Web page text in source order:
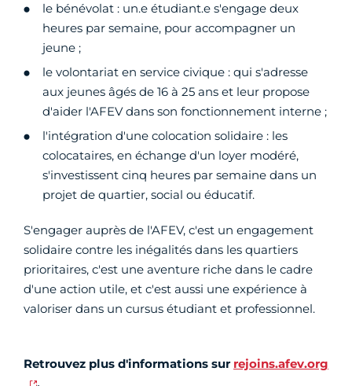
le bénévolat : un.e étudiant.e s'engage deux
heures par semaine, pour accompagner un
jeune ;
le volontariat en service civique : qui s'adresse
aux jeunes âgés de 16 à 25 ans et leur propose
d'aider l'AFEV dans son fonctionnement interne ;
l'intégration d'une colocation solidaire : les
colocataires, en échange d'un loyer modéré,
s'investissent cinq heures par semaine dans un
projet de quartier, social ou éducatif.
S'engager auprès de l'AFEV, c'est un engagement
solidaire contre les inégalités dans les quartiers
prioritaires, c'est une aventure riche dans le cadre
d'une action utile, et c'est aussi une expérience à
valoriser dans un cursus étudiant et professionnel.
Retrouvez plus d'informations sur rejoins.afev.org